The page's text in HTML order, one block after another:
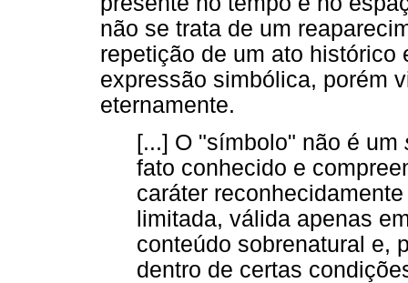
não se trata de um
repetição de um ato
expressão simbólica, porém
eternamente.
[...] O "símbolo" não é um
fato conhecido e
caráter
limitada, válida apenas
conteúdo sobrenatural e,
dentro de certas